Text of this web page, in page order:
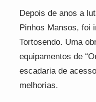
Depois de anos a
Pinhos Mansos, foi
Tortosendo. Uma
equipamentos de
escadaria de
melhorias.